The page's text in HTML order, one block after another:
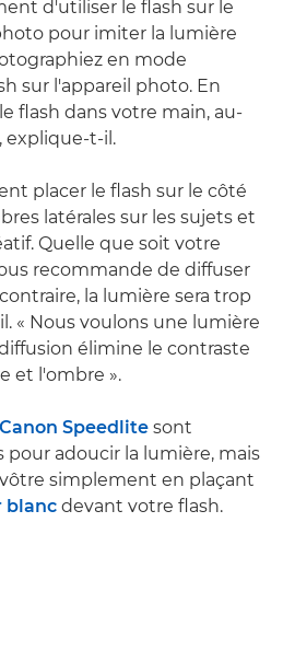
d'utiliser le flash sur le
pour imiter la lumière
en mode
sur l'appareil photo. En
flash dans votre main, au-
explique-t-il.
placer le flash sur le côté
latérales sur les sujets et
Quelle que soit votre
recommande de diffuser
la lumière sera trop
« Nous voulons une lumière
élimine le contraste
et l'ombre ».
Speedlite sont
adoucir la lumière, mais
simplement en plaçant
blanc devant votre flash.